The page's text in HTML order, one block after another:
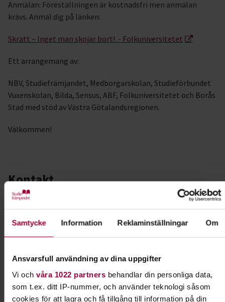
Samtycke Information Reklaminställningar Om
Ansvarsfull användning av dina uppgifter
Vi och våra 1022 partnersbehandlar din personliga data,
som t.ex. ditt IP-nummer, och använder teknologi såsom
cookies för att lagra och få tillgång till information på din
Anmälan: Föreställningen är kostnadsfri men anmälan
krävs. Anmäl dig på länken:
Skratt – Inget man skojar bort! - Folkuniversitetet
Ett arrangemang av:
NBV, Studiefrämjandet, Medborgarskolan, Studieförbundet
Vuxenskolan, Bilda, Sensus, ABF, Folkuniversitetet och Borås
Stad med stöd av Västra Götalandsregionen.
Välkommen!
Kontakt
Folkbildningsutvecklare
Tillgänglighet & Jämlikhet
070-329 00 68
Dela: Facebook LinkedIn E-mail